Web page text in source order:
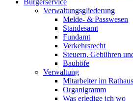
Bürgerservice
Verwaltungsgliederung
Melde- & Passwesen
Standesamt
Fundamt
Verkehrsrecht
Steuern, Gebühren
Bauhöfe
Verwaltung
Mitarbeiter im Rathaus
Organigramm
Was erledige ich wo